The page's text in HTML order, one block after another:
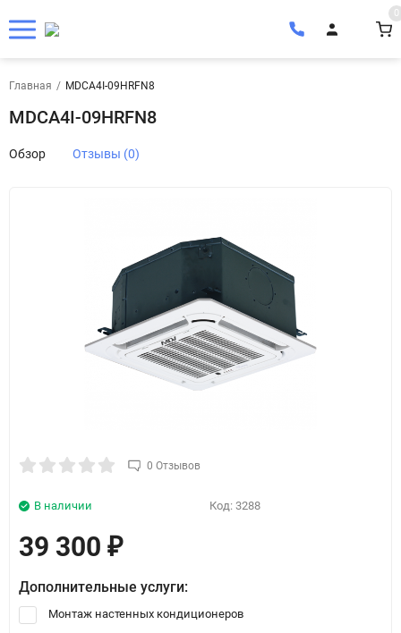
0
Главная / MDCA4I-09HRFN8
MDCA4I-09HRFN8
Обзор Отзывы (0)
0 Отзывов
Код: 3288
В наличии
39 300 ₽
Дополнительные услуги:
Монтаж настенных кондиционеров